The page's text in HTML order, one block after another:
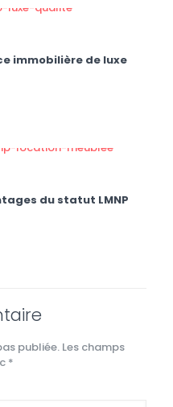
immobilière de luxe
du statut LMNP
publiée. Les champs
*